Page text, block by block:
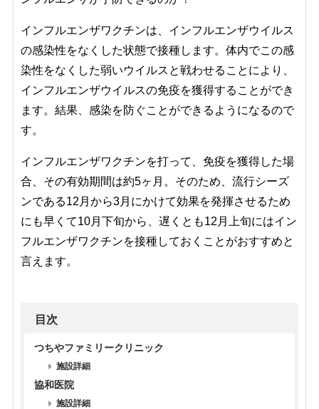
インフルエンザワクチンは、インフルエンザウイルス
の感染性をなくした状態で接種します。体内でこの感
染性をなくした弱いウイルスと戦わせることにより、
インフルエンザウイルスの免疫を獲得することができ
ます。結果、感染を防ぐことができるようになるので
す。
インフルエンザワクチンを打って、免疫を獲得した場
合、その有効期間は約5ヶ月。そのため、流行シーズ
ンである12月から3月にかけて効果を発揮させるため
にも早くて10月下旬から、遅くとも12月上旬にはイン
フルエンザワクチンを接種しておくことがおすすめと
言えます。
目次
つちやファミリークリニック
施設詳細
協和医院
施設詳細